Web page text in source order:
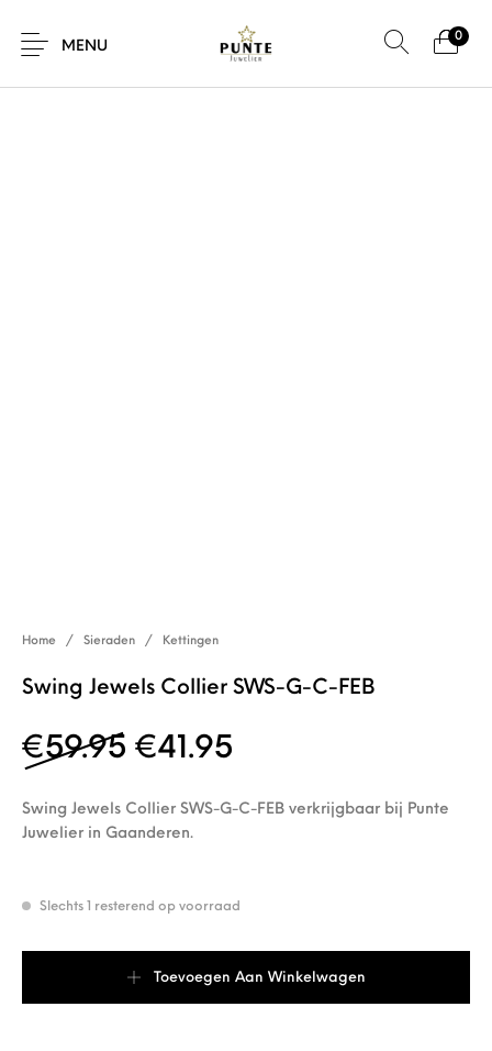
MENU
0
SALE!
Home / Sieraden / Kettingen
Swing Jewels Collier SWS-G-C-FEB
€59.95 Oorspronkelijke prijs
€41.95
Swing Jewels Collier SWS-G-C-FEB verkrijgbaar bij Punte
Juwelier in Gaanderen.
Slechts 1 resterend op voorraad
Toevoegen Aan Winkelwagen